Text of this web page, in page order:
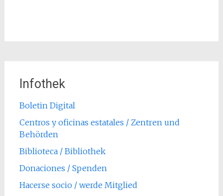
Infothek
Boletin Digital
Centros y oficinas estatales / Zentren und
Behörden
Biblioteca / Bibliothek
Donaciones / Spenden
Hacerse socio / werde Mitglied